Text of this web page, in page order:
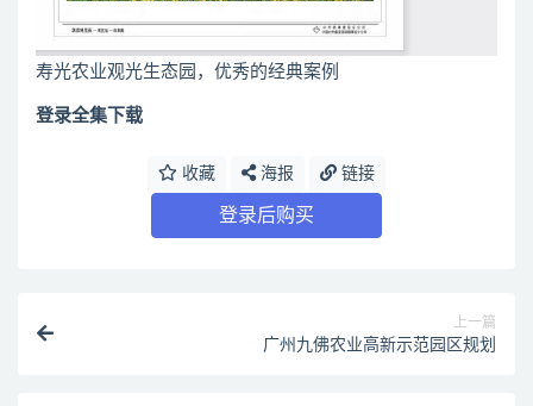
寿光农业观光生态园，优秀的经典案例
登录全集下载
收藏 海报 链接
登录后购买
上一篇
广州九佛农业高新示范园区规划